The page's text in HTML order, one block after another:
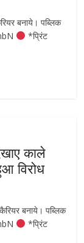
बनाये। पब्लिक
*प्रिंट
काले
विरोध
बनाये। पब्लिक
*प्रिंट